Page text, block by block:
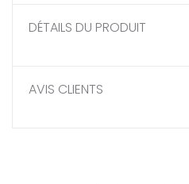
DÉTAILS DU PRODUIT
AVIS CLIENTS